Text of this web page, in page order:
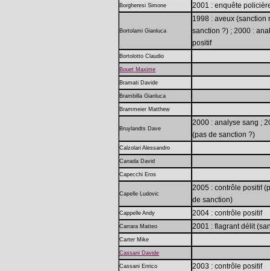
Borgheresi Simone 2001 : enquête
Bortolami Gianluca
1998 : aveux (sanction
sanction ?) ; 2000 :
positif
Bortolotto Claudio
Bouet Maxime
Bramati Davide
Brambilla Gianluca
Brammeier Matthew
Bruylandts Dave
2000 : analyse sang ;
(pas de sanction ?)
Calzolari Alessandro
Canada David
Capecchi Eros
Capelle Ludovic
2005 : contrôle positif
de sanction)
Cappelle Andy 2004 : contrôle positif
Carrara Matteo 2001 : flagrant délit
Carter Mike
Cassani Davide
Cassani Enrico 2003 : contrôle positif